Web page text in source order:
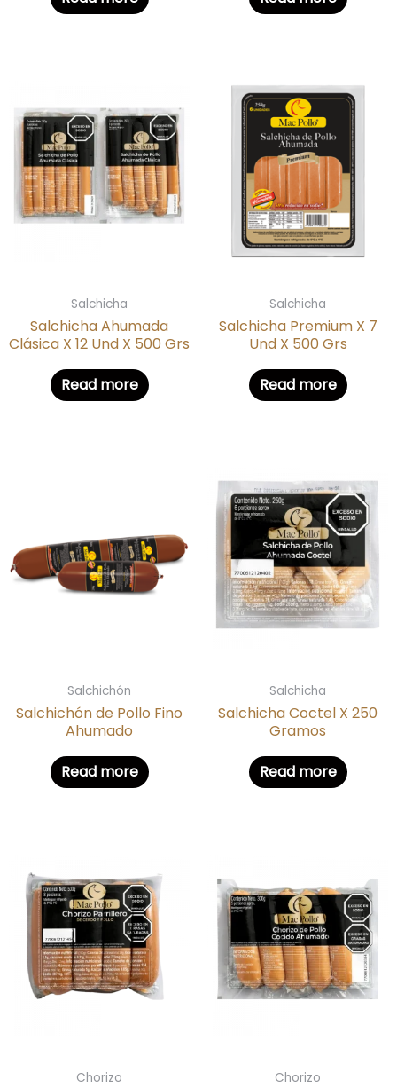
Salchicha
Salchicha Ahumada
Clásica X 12 Und X 500 Grs
Read more
Salchicha
Salchicha Premium X 7
Und X 500 Grs
Read more
Salchichón
Salchichón de Pollo Fino
Ahumado
Read more
Salchicha
Salchicha Coctel X 250
Gramos
Read more
Chorizo Chorizo